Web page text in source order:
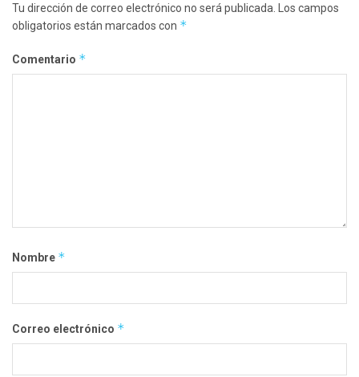
Tu dirección de correo electrónico no será publicada.
Los campos
obligatorios están marcados con *
Comentario *
Nombre *
Correo electrónico *